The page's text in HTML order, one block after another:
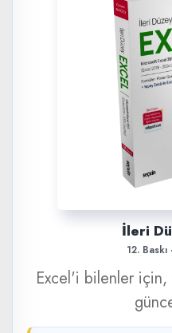
İleri
12. Baskı
Excel'i bilenler için,